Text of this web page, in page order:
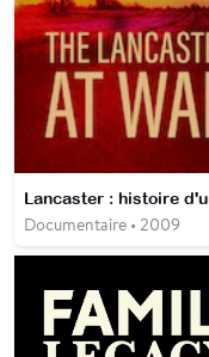
Documentaire • 2009